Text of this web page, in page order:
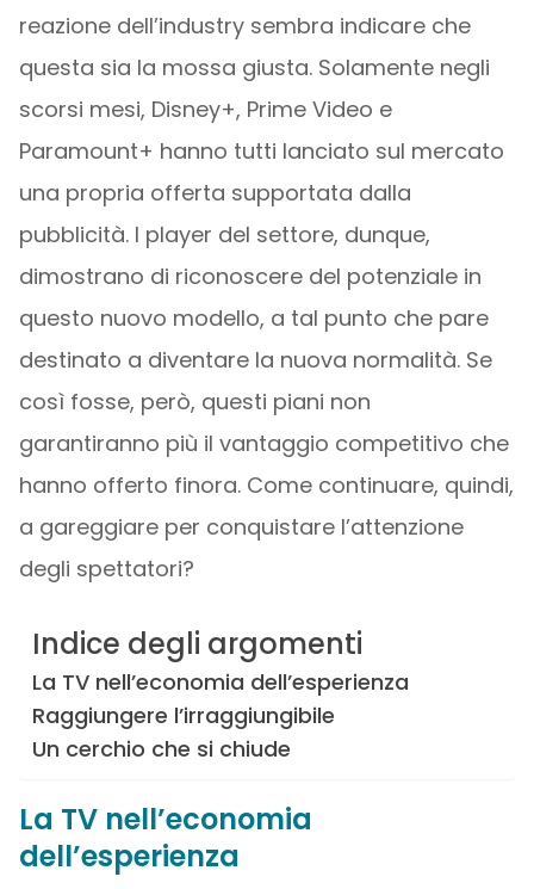
reazione dell’industry sembra indicare che
questa sia la mossa giusta. Solamente negli
scorsi mesi, Disney+, Prime Video e
Paramount+ hanno tutti lanciato sul mercato
una propria offerta supportata dalla
pubblicità. I player del settore, dunque,
dimostrano di riconoscere del potenziale in
questo nuovo modello, a tal punto che pare
destinato a diventare la nuova normalità. Se
così fosse, però, questi piani non
garantiranno più il vantaggio competitivo che
hanno offerto finora. Come continuare, quindi,
a gareggiare per conquistare l’attenzione
degli spettatori?
Indice degli argomenti
La TV nell’economia dell’esperienza
Raggiungere l’irraggiungibile
Un cerchio che si chiude
La TV nell’economia
dell’esperienza